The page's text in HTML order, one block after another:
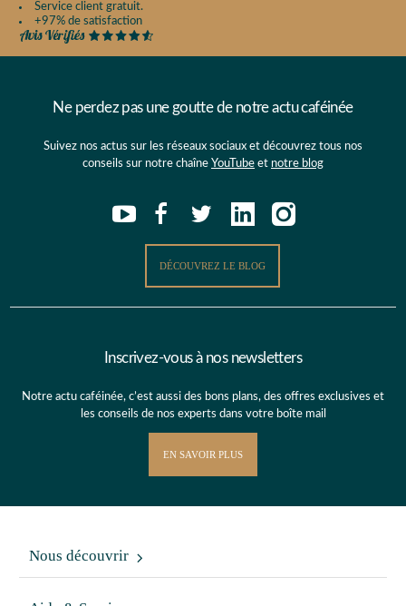
Service client gratuit.
+97% de satisfaction
Ne perdez pas une goutte de notre actu caféinée
Suivez nos actus sur les réseaux sociaux et découvrez tous nos
conseils sur notre chaîne YouTube et notre blog
DÉCOUVREZ LE BLOG
Inscrivez-vous à nos newsletters
Notre actu caféinée, c’est aussi des bons plans, des offres exclusives et
les conseils de nos experts dans votre boîte mail
EN SAVOIR PLUS
Nous découvrir